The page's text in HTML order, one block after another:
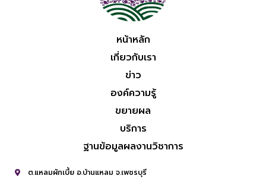
หน้าหลัก
เกี่ยวกับเรา
ข่าว
องค์ความรู้
ขยายผล
บริการ
ฐานข้อมูลผลงานวิชาการ
ต.แหลมผักเบี้ย อ.บ้านแหลม จ.เพชรบุรี